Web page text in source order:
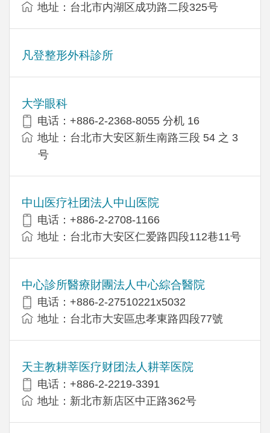
地址：台北市内湖区成功路二段325号
凡登整形外科診所
大学眼科
电话：+886-2-2368-8055 分机 16
地址：台北市大安区新生南路三段 54 之 3
号
中山医疗社团法人中山医院
电话：+886-2-2708-1166
地址：台北市大安区仁爱路四段112巷11号
中心診所醫療財團法人中心綜合醫院
电话：+886-2-27510221x5032
地址：台北市大安區忠孝東路四段77號
天主教耕莘医疗财团法人耕莘医院
电话：+886-2-2219-3391
地址：新北市新店区中正路362号